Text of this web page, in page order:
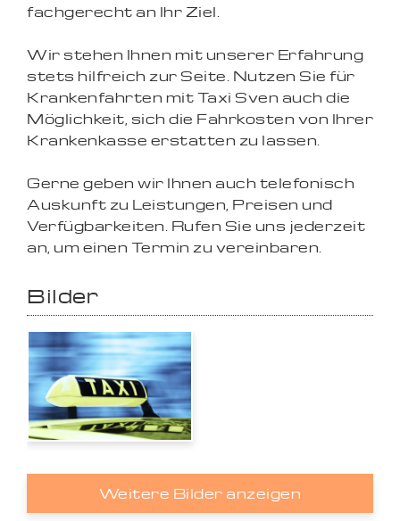
fachgerecht an Ihr Ziel.
Wir stehen Ihnen mit unserer Erfahrung
stets hilfreich zur Seite. Nutzen Sie für
Krankenfahrten mit Taxi Sven auch die
Möglichkeit, sich die Fahrkosten von Ihrer
Krankenkasse erstatten zu lassen.
Gerne geben wir Ihnen auch telefonisch
Auskunft zu Leistungen, Preisen und
Verfügbarkeiten. Rufen Sie uns jederzeit
an, um einen Termin zu vereinbaren.
Bilder
Weitere Bilder anzeigen